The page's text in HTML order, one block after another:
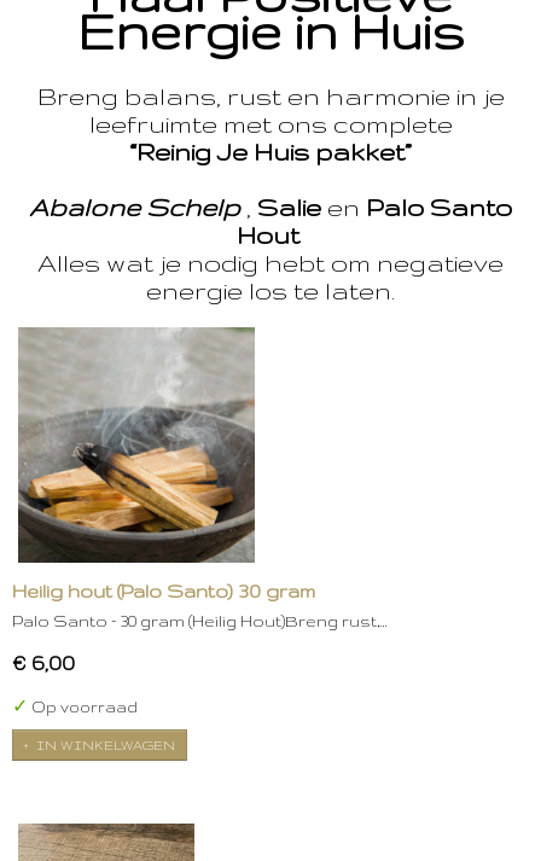
Energie in Huis
Breng balans, rust en harmonie in je
leefruimte met ons complete
“Reinig Je Huis pakket”
Abalone Schelp, Salie en Palo Santo
Hout
Alles wat je nodig hebt om negatieve
energie los te laten.
Heilig hout (Palo Santo) 30 gram
Palo Santo – 30 gram (Heilig Hout)Breng rust,…
€ 6,00
✓ Op voorraad
IN WINKELWAGEN